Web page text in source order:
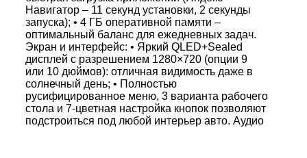
Навигатор – 11 секунд установки, 2 секунды
запуска); • 4 ГБ оперативной памяти –
оптимальный баланс для ежедневных задач.
Экран и интерфейс: • Яркий QLED+Sealed
дисплей с разрешением 1280×720 (опции 9
или 10 дюймов): отличная видимость даже в
солнечный день; • Полностью
русифицированное меню, 3 варианта рабочего
стола и 7‑цветная настройка кнопок позволяют
подстроиться под любой интерьер авто. Аудио